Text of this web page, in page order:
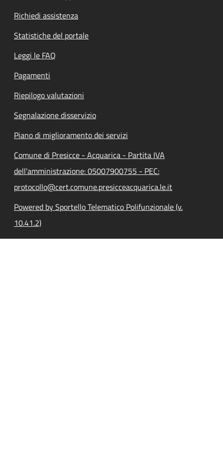
Richiedi assistenza
Statistiche del portale
Leggi le FAQ
Pagamenti
Riepilogo valutazioni
Segnalazione disservizio
Piano di miglioramento dei servizi
Comune di Presicce - Acquarica - Partita IVA
dell'amministrazione: 05007900755 - PEC:
protocollo@cert.comune.presicceacquarica.le.it
Powered by Sportello Telematico Polifunzionale (v.
10.41.2)